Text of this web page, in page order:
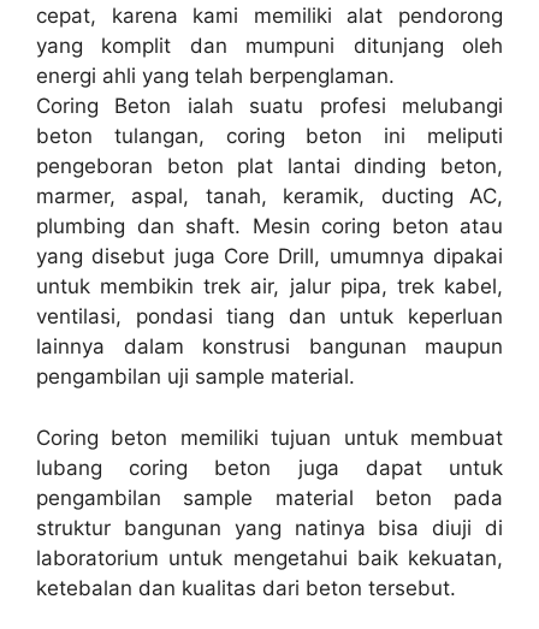
cepat, karena kami memiliki alat pendorong
yang komplit dan mumpuni ditunjang oleh
energi ahli yang telah berpenglaman.
Coring Beton ialah suatu profesi melubangi
beton tulangan, coring beton ini meliputi
pengeboran beton plat lantai dinding beton,
marmer, aspal, tanah, keramik, ducting AC,
plumbing dan shaft. Mesin coring beton atau
yang disebut juga Core Drill, umumnya dipakai
untuk membikin trek air, jalur pipa, trek kabel,
ventilasi, pondasi tiang dan untuk keperluan
lainnya dalam konstrusi bangunan maupun
pengambilan uji sample material.
Coring beton memiliki tujuan untuk membuat
lubang coring beton juga dapat untuk
pengambilan sample material beton pada
struktur bangunan yang natinya bisa diuji di
laboratorium untuk mengetahui baik kekuatan,
ketebalan dan kualitas dari beton tersebut.